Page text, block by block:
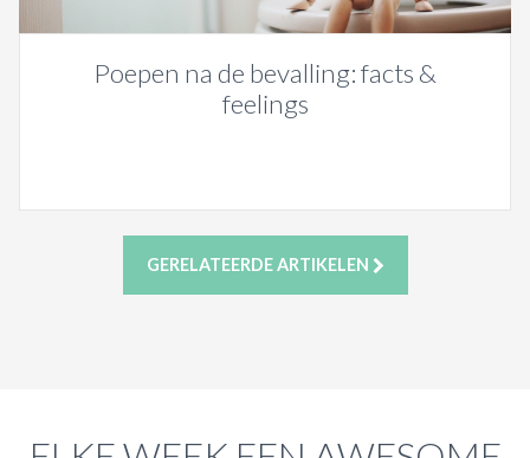
Poepen na de bevalling: facts &
feelings
GERELATEERDE ARTIKELEN